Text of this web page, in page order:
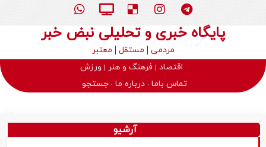
پایگاه خبری و تحلیلی نبض خبر
مردمی مستقل
معتبر
اقتصاد
فرهنگ و هنر
ورزش
تماس باما درباره ما جستجو
آرشیو